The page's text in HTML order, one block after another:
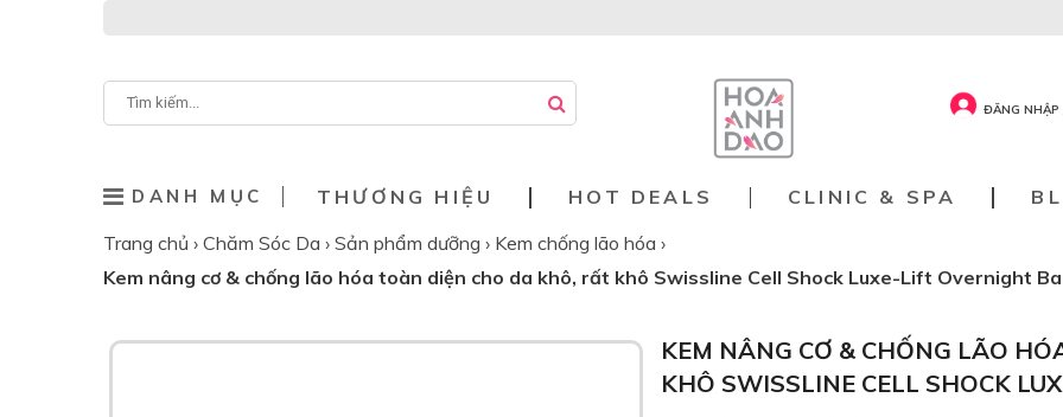
ĐĂNG NHẬP
DANH MỤC THƯƠNG HIỆU HOT DEALS CLINIC & SPA
Trang chủ › Chăm Sóc Da › Sản phẩm dưỡng › Kem chống lão hóa ›
Kem nâng cơ & chống lão hóa toàn diện cho da khô, rất khô Swissline Cell Shock Luxe-Lift Overnight
KEM NÂNG CƠ & CHỐNG LÃO
KHÔ SWISSLINE CELL SHOCK